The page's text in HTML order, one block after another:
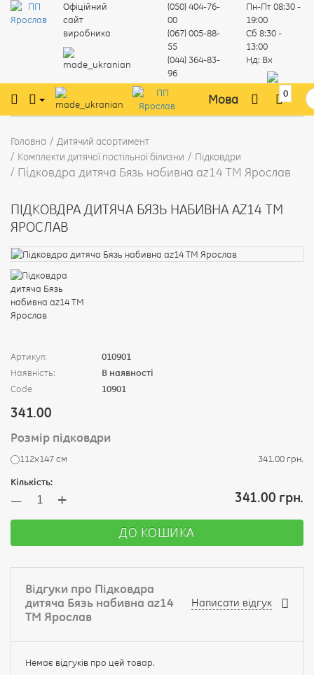
Офіційний
сайт
виробника
(050) 404-76-
00
(067) 005-88-
55
(044) 364-83-
96
Пн-Пт08:30 -
19:00
Сб 8:30 -
13:00
Нд: Вх
Мова 0
Головна
Дитячий асортимент
Комплекти дитячої постільної білизни
Підковдри
Підковдра дитяча Бязь набивна az14 ТМ Ярослав
ПІДКОВДРА ДИТЯЧА БЯЗЬ НАБИВНА AZ14 ТМ
ЯРОСЛАВ
Артикул:
010901
Наявність:
В наявності
Code
10901
341.00
Розмір підковдри
112х147 см 341.00 грн.
Кількість:
— + 341.00 грн.
ДО КОШИКА
Відгуки про Підковдра
дитяча Бязь набивна az14
ТМ Ярослав
Написати відгук
Немає відгуків про цей товар.